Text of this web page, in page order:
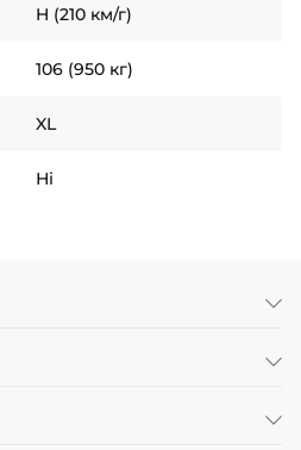
H (210 км/г)
106 (950 кг)
XL
Ні